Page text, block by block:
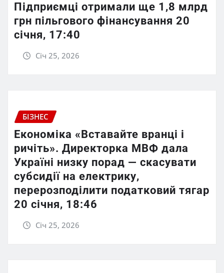
Підприємці отримали ще 1,8 млрд
грн пільгового фінансування 20
січня, 17:40
Січ 25, 2026
БІЗНЕС
Економіка «Вставайте вранці і
ричіть». Директорка МВФ дала
Україні низку порад — скасувати
субсидії на електрику,
перерозподілити податковий тягар
20 січня, 18:46
Січ 25, 2026